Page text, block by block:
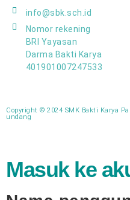
info@sbk.sch.id
Nomor rekening
BRI Yayasan
Darma Bakti Karya
401901007247533
Copyright © 2024 SMK Bakti Karya
undang​
Masuk ke